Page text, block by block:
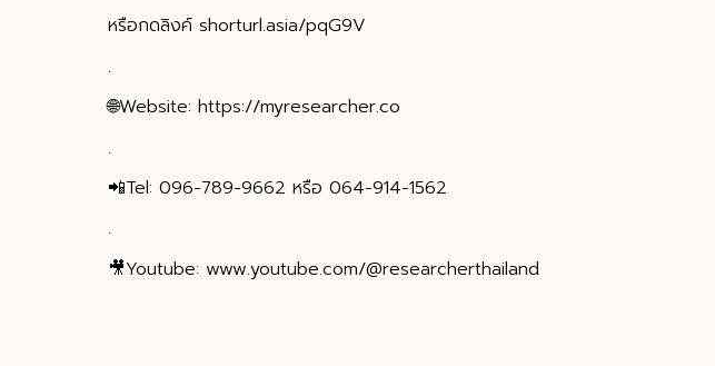
หรือกดลิงค์ shorturl.asia/pqG9V
.
🌐Website: https://myresearcher.co
.
📲Tel: 096-789-9662 หรือ 064-914-1562
.
🎥Youtube: www.youtube.com/@researcherthailand